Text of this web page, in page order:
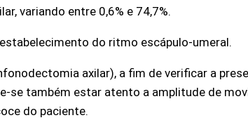
variando entre 0,6% e 74,7%.
do ritmo escápulo-umeral.
axilar), a fim de verificar a
se também estar atento a amplitude de
do paciente.